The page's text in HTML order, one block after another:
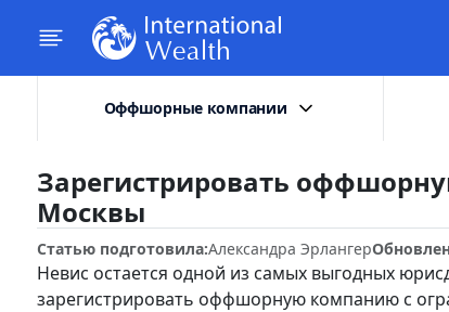
Оффшорные компании
Зарегистрировать
Москвы
Статью подготовила:Александра Эрлангер
Невис остается одной из самых выгодных
зарегистрировать оффшорную компанию с